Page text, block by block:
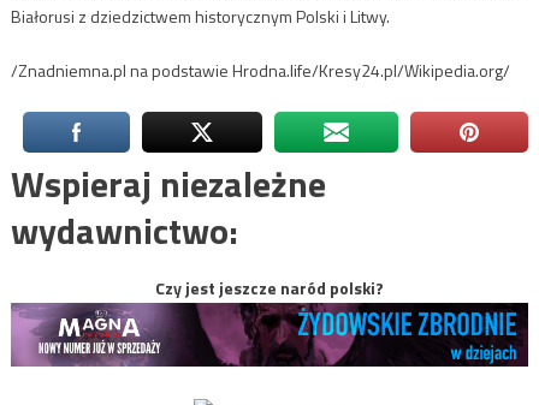
Białorusi z dziedzictwem historycznym Polski i Litwy.
/Znadniemna.pl na podstawie Hrodna.life/Kresy24.pl/Wikipedia.org/
Wspieraj niezależne
wydawnictwo:
Czy jest jeszcze naród polski?